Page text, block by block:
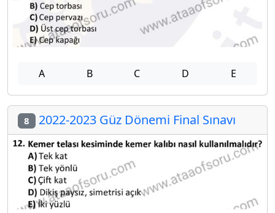
A B C D E
8 2022-2023 Güz Dönemi Final Sınavı